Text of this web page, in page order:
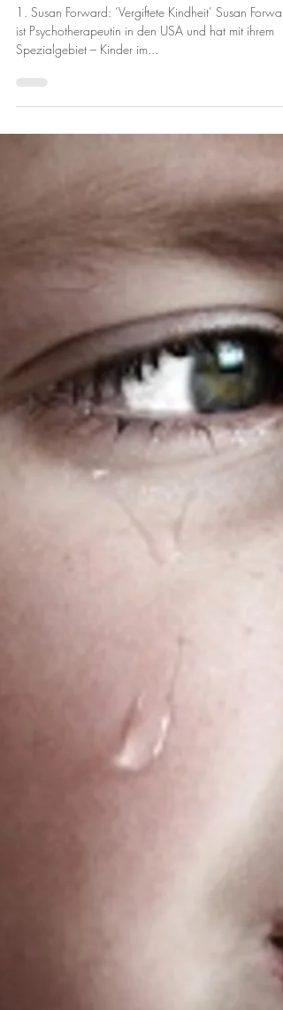
‘Verlorene Kindheit’: Buchtipps
ist Psychotherapeutin in den USA und hat mit ihrem
Spezialgebiet – Kinder im...